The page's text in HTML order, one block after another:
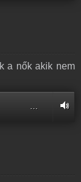
a nők akik nem